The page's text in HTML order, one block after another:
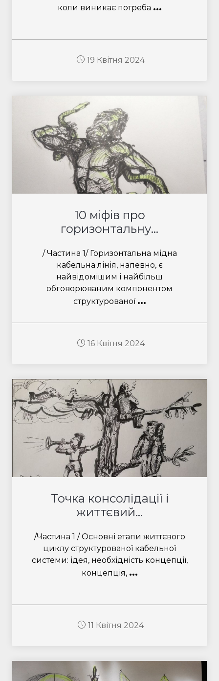
коли виникає потреба ...
19 Квітня 2024
10 міфів про
горизонтальну...
/ Частина 1/ Горизонтальна мідна
кабельна лінія, напевно, є
найвідомішим і найбільш
обговорюваним компонентом
структурованої ...
16 Квітня 2024
Точка консолідації і
життєвий...
/Частина 1 / Основні етапи життєвого
циклу структурованої кабельної
системи: ідея, необхідність концепції,
концепція, ...
11 Квітня 2024